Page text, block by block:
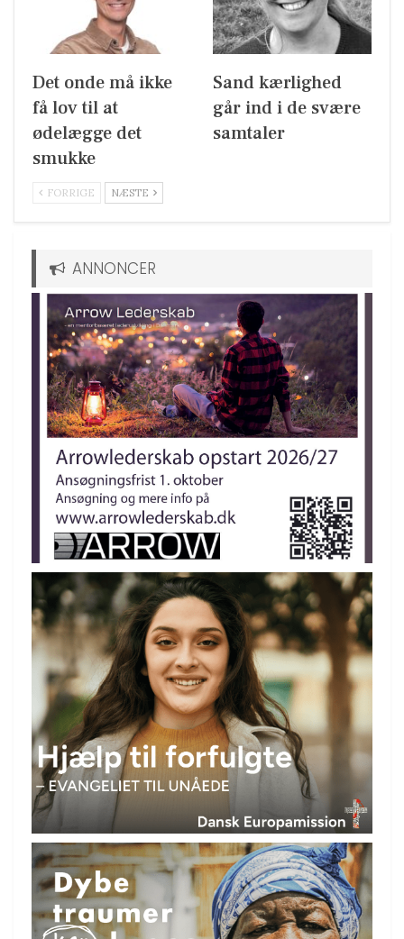
Det onde må ikke
få lov til at
ødelægge det
smukke
Sand kærlighed
går ind i de svære
samtaler
FORRIGE NÆSTE
ANNONCER